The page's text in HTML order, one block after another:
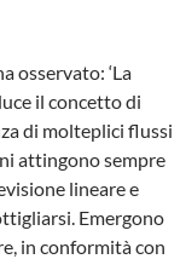
osservato: ‘La
il concetto di
di molteplici flussi
attingono sempre
lineare e
Emergono
in conformità con